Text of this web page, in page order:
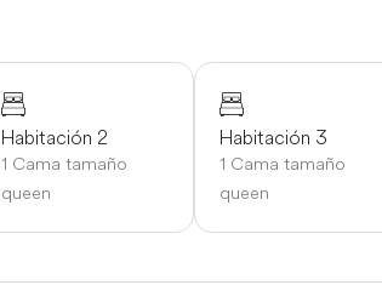
Habitación 2
1 Cama tamaño
queen
Habitación 3
1 Cama tamaño
queen